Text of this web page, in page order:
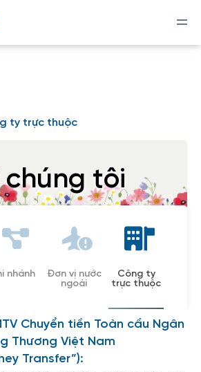
ty trực thuộc
chúng tôi
nhánh
Đơn vị nước
ngoài
Công ty
trực thuộc
Chuyển tiền Toàn cầu Ngân
Thương Việt Nam
Transfer”):